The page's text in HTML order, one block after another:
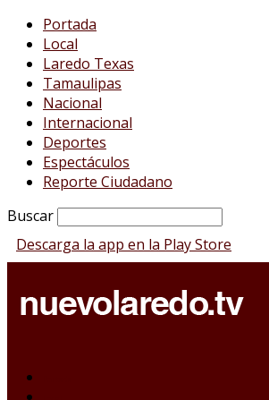
Portada
Local
Laredo Texas
Tamaulipas
Nacional
Internacional
Deportes
Espectáculos
Reporte Ciudadano
Buscar
Descarga la app en la Play Store